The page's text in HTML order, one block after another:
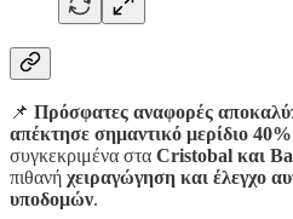
📌 Πρόσφατες αναφορές
απέκτησε σημαντικό μερίδιο
συγκεκριμένα στα Cristobal και
πιθανή χειραγώγηση και έλεγχο
υποδομών.